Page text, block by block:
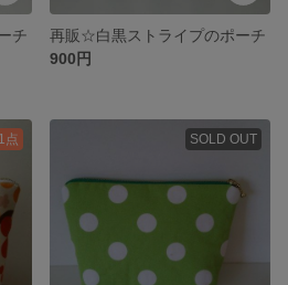
チ
再販☆白黒ストライプのポーチ
900円
点 SOLD OUT